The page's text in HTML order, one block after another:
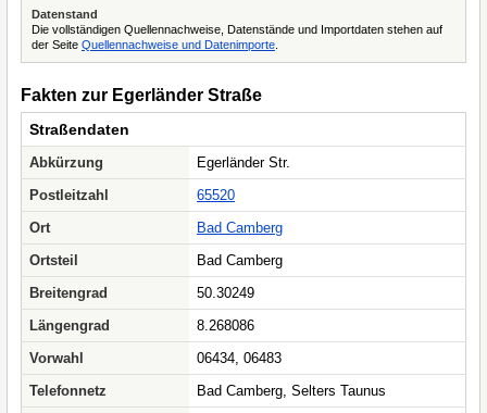
Datenstand
Die vollständigen Quellennachweise, Datenstände und Importdaten stehen auf
der Seite Quellennachweise und Datenimporte
Fakten zur Egerländer Straße
Straßendaten
Abkürzung
Egerländer Str.
Postleitzahl
65520
Ort
Bad Camberg
Ortsteil
Bad Camberg
Breitengrad
50.30249
Längengrad
8.268086
Vorwahl
06434, 06483
Telefonnetz
Bad Camberg, Selters Taunus